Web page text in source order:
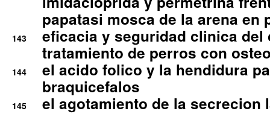
papatasi mosca de la arena en
143
eficacia y seguridad clinica del
tratamiento de perros con
144
el acido folico y la hendidura
braquicefalos
145
el agotamiento de la secrecion